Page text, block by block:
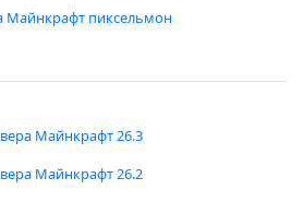
Майнкрафт пиксельмон
Майнкрафт 26.3
Майнкрафт 26.2